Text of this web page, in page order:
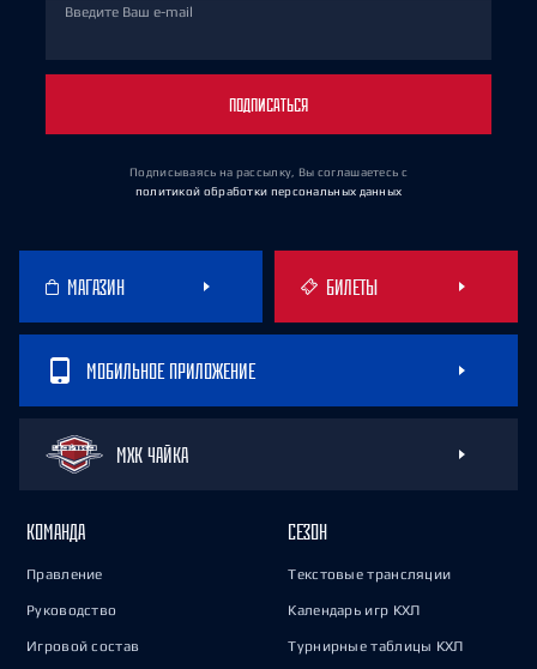
Введите Ваш e-mail
ПОДПИСАТЬСЯ
Подписываясь на рассылку, Вы соглашаетесь с
политикой обработки персональных данных
МАГАЗИН БИЛЕТЫ
МОБИЛЬНОЕ ПРИЛОЖЕНИЕ
МХК ЧАЙКА
КОМАНДА
Правление
Руководство
Игровой состав
СЕЗОН
Текстовые трансляции
Календарь игр КХЛ
Турнирные таблицы КХЛ